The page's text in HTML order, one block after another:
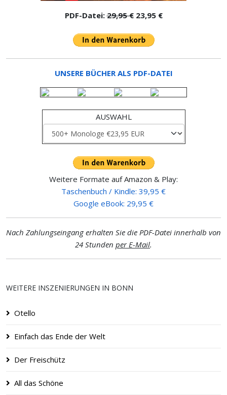
PDF-Datei:29,95 €23,95 €
UNSERE BÜCHER ALS PDF-DATEI
AUSWAHL
Weitere Formate auf Amazon & Play:
Taschenbuch / Kindle: 39,95 €
Google eBook: 29,95 €
Nach Zahlungseingang erhalten Sie die PDF-Datei innerhalb von
24 Stunden per E-Mail.
WEITERE INSZENIERUNGEN IN BONN
Otello
Einfach das Ende der Welt
Der Freischütz
All das Schöne